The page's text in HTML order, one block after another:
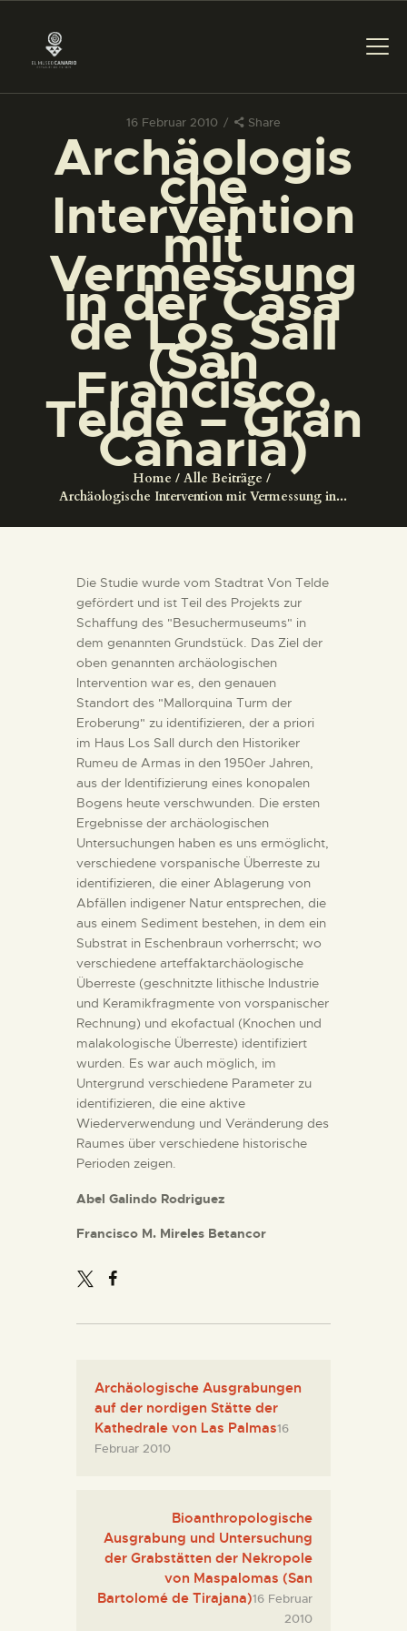
16 Februar 2010 Share
Archäologis
che
Intervention
mit
Vermessung
in der Casa
de Los Sall
(San
Francisco,
Telde – Gran
Canaria)
Home
Alle Beiträge
Archäologische Intervention mit Vermessung in...
DAS MUSEUM
DIENSTLEISTUNGEN
DIGITALE RESSOURCEN
DEUTSCH
DAS MUSEUM
DIENSTLEISTUNGEN
DIGITALE RESSOURCEN
DEUTSCH
Die Studie wurde vom Stadtrat Von Telde
gefördert und ist Teil des Projekts zur
Schaffung des "Besuchermuseums" in
dem genannten Grundstück. Das Ziel der
oben genannten archäologischen
Intervention war es, den genauen
Standort des "Mallorquina Turm der
Eroberung" zu identifizieren, der a priori
im Haus Los Sall durch den Historiker
Rumeu de Armas in den 1950er Jahren,
aus der Identifizierung eines konopalen
Bogens heute verschwunden. Die ersten
Ergebnisse der archäologischen
Untersuchungen haben es uns ermöglicht,
verschiedene vorspanische Überreste zu
identifizieren, die einer Ablagerung von
Abfällen indigener Natur entsprechen, die
aus einem Sediment bestehen, in dem ein
Substrat in Eschenbraun vorherrscht; wo
verschiedene arteffaktarchäologische
Überreste (geschnitzte lithische Industrie
und Keramikfragmente von vorspanischer
Rechnung) und ekofactual (Knochen und
malakologische Überreste) identifiziert
wurden. Es war auch möglich, im
Untergrund verschiedene Parameter zu
identifizieren, die eine aktive
Wiederverwendung und Veränderung des
Raumes über verschiedene historische
Perioden zeigen.
Abel Galindo Rodriguez
Francisco M. Mireles Betancor
Archäologische Ausgrabungen
auf der nordigen Stätte der
Kathedrale von Las Palmas16
Februar 2010
Bioanthropologische
Ausgrabung und Untersuchung
der Grabstätten der Nekropole
von Maspalomas (San
Bartolomé de Tirajana)16 Februar
2010